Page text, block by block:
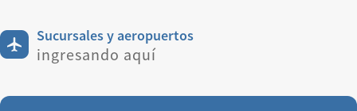
Sucursales y aeropuertos
ingresando aquí